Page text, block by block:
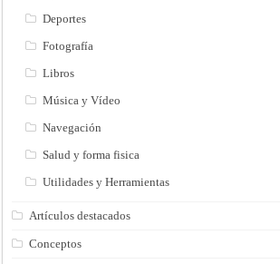
Deportes
Fotografía
Libros
Música y Vídeo
Navegación
Salud y forma fisica
Utilidades y Herramientas
Artículos destacados
Conceptos